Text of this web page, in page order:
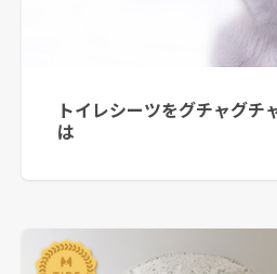
トイレシーツをグチャグチ
は